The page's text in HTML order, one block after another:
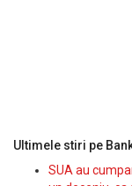
Ultimele stiri pe
SUA au